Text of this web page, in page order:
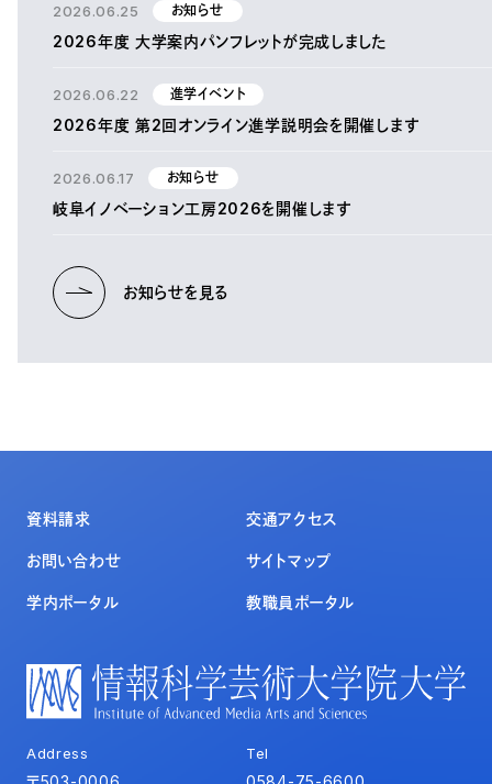
2026.06.25 お知らせ
2026年度 大学案内パンフレットが完成しました
2026.06.22 進学イベント
2026年度 第2回オンライン進学説明会を開催します
2026.06.17 お知らせ
岐阜イノベーション工房2026を開催します
お知らせを見る
資料請求 交通アクセス
お問い合わせ サイトマップ
学内ポータル 教職員ポータル
Address Tel